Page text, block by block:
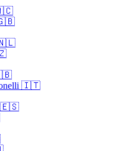
🇲🇨
🇬🇧
🇳🇱
🇮🇹
🇪🇸